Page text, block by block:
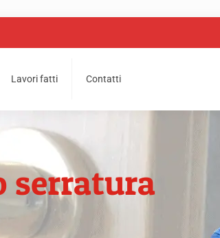
Lavori fatti Contatti
serratura